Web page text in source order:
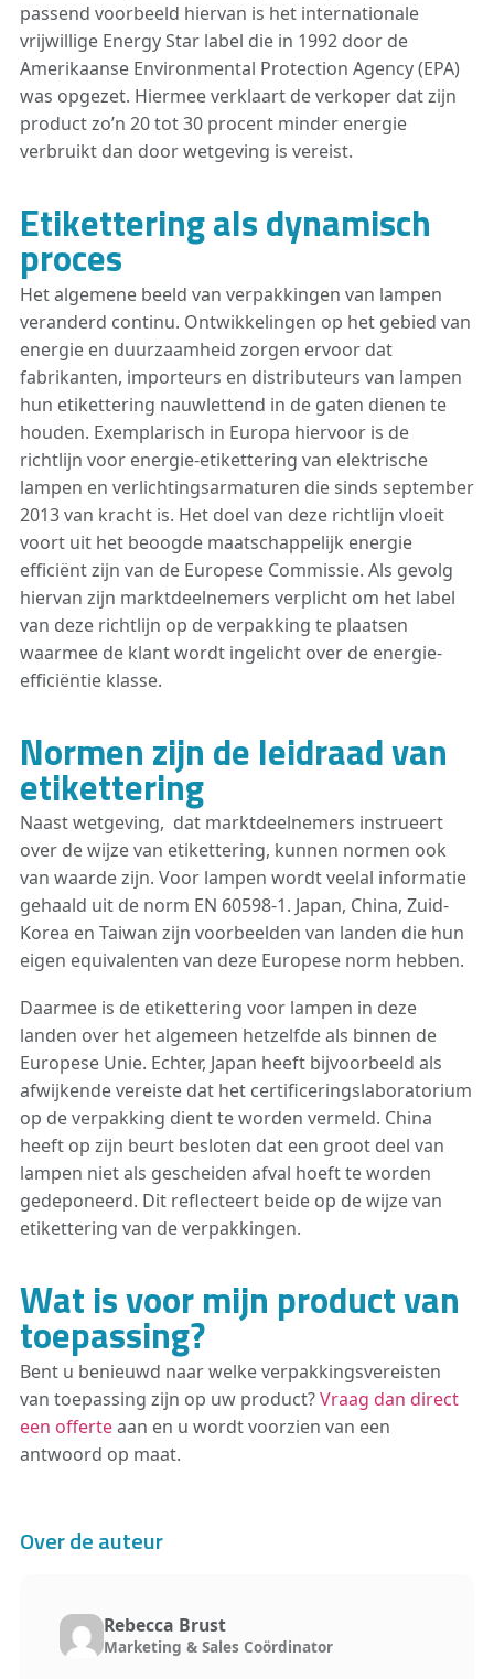
passend voorbeeld hiervan is het internationale
vrijwillige Energy Star label die in 1992 door de
Amerikaanse Environmental Protection Agency (EPA)
was opgezet. Hiermee verklaart de verkoper dat zijn
product zo’n 20 tot 30 procent minder energie
verbruikt dan door wetgeving is vereist.
Etikettering als dynamisch
proces
Het algemene beeld van verpakkingen van lampen
veranderd continu. Ontwikkelingen op het gebied van
energie en duurzaamheid zorgen ervoor dat
fabrikanten, importeurs en distributeurs van lampen
hun etikettering nauwlettend in de gaten dienen te
houden. Exemplarisch in Europa hiervoor is de
richtlijn voor energie-etikettering van elektrische
lampen en verlichtingsarmaturen die sinds september
2013 van kracht is. Het doel van deze richtlijn vloeit
voort uit het beoogde maatschappelijk energie
efficiënt zijn van de Europese Commissie. Als gevolg
hiervan zijn marktdeelnemers verplicht om het label
van deze richtlijn op de verpakking te plaatsen
waarmee de klant wordt ingelicht over de energie-
efficiëntie klasse.
Normen zijn de leidraad van
etikettering
Naast wetgeving, dat marktdeelnemers instrueert
over de wijze van etikettering, kunnen normen ook
van waarde zijn. Voor lampen wordt veelal informatie
gehaald uit de norm EN 60598-1. Japan, China, Zuid-
Korea en Taiwan zijn voorbeelden van landen die hun
eigen equivalenten van deze Europese norm hebben.
Daarmee is de etikettering voor lampen in deze
landen over het algemeen hetzelfde als binnen de
Europese Unie. Echter, Japan heeft bijvoorbeeld als
afwijkende vereiste dat het certificeringslaboratorium
op de verpakking dient te worden vermeld. China
heeft op zijn beurt besloten dat een groot deel van
lampen niet als gescheiden afval hoeft te worden
gedeponeerd. Dit reflecteert beide op de wijze van
etikettering van de verpakkingen.
Wat is voor mijn product van
toepassing?
Bent u benieuwd naar welke verpakkingsvereisten
van toepassing zijn op uw product?Vraag dan direct
een offerteaan en u wordt voorzien van een
antwoord op maat.
Over de auteur
Rebecca Brust
Marketing & Sales Coördinator